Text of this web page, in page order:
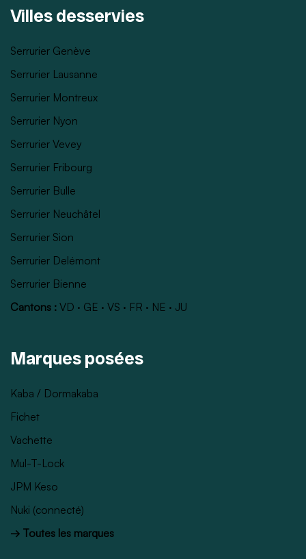
Villes desservies
Serrurier Genève
Serrurier Lausanne
Serrurier Montreux
Serrurier Nyon
Serrurier Vevey
Serrurier Fribourg
Serrurier Bulle
Serrurier Neuchâtel
Serrurier Sion
Serrurier Delémont
Serrurier Bienne
Cantons : VD · GE · VS · FR · NE · JU
Marques posées
Kaba / Dormakaba
Fichet
Vachette
Mul-T-Lock
JPM Keso
Nuki (connecté)
→ Toutes les marques